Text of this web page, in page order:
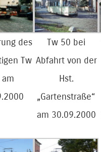
des
Tw
Tw 50 bei
Abfahrt von der
Hst.
„Gartenstraße“
am 30.09.2000